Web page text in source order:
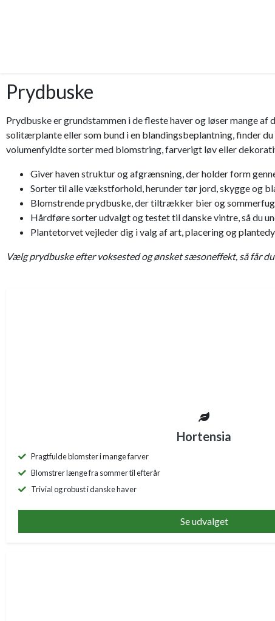
Prydbuske
Prydbuske er grundstammen i de fleste haver og løser mange
solitærplante eller som bund i en blandingsbeplantning, finder
volumenfyldte sorter med blomstring, farverigt løv eller
Giver haven struktur og afgrænsning, der holder form
Sorter til alle vækstforhold, herunder tør jord, skygge og
Blomstrende prydbuske, der tiltrækker bier og
Hårdføre sorter udvalgt og testet til danske vintre, så du
Plantetorvet vejleder dig i valg af art, placering og
Vælg prydbuske efter voksested og ønsket sæsoneffekt, så får
Hortensia
Pragtfulde blomster i mange farver
Blomstrer længe fra sommer til efterår
Trivial og robust i danske haver
Se udvalget